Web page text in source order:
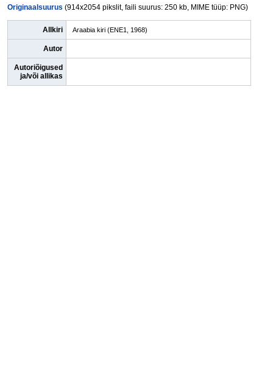
Originaalsuurus (914x2054 pikslit, faili suurus: 250 kb, MIME tüüp: PNG)
Allkiri Araabia kiri (ENE1, 1968)
Autor
Autoriõigused
ja/või allikas